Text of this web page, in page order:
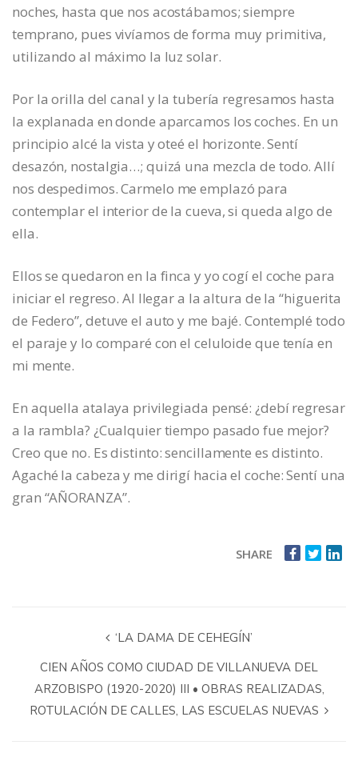
noches, hasta que nos acostábamos; siempre
temprano, pues vivíamos de forma muy primitiva,
utilizando al máximo la luz solar.
Por la orilla del canal y la tubería regresamos hasta
la explanada en donde aparcamos los coches. En un
principio alcé la vista y oteé el horizonte. Sentí
desazón, nostalgia…; quizá una mezcla de todo. Allí
nos despedimos. Carmelo me emplazó para
contemplar el interior de la cueva, si queda algo de
ella.
Ellos se quedaron en la finca y yo cogí el coche para
iniciar el regreso. Al llegar a la altura de la “higuerita
de Federo”, detuve el auto y me bajé. Contemplé todo
el paraje y lo comparé con el celuloide que tenía en
mi mente.
En aquella atalaya privilegiada pensé: ¿debí regresar
a la rambla? ¿Cualquier tiempo pasado fue mejor?
Creo que no. Es distinto: sencillamente es distinto.
Agaché la cabeza y me dirigí hacia el coche: Sentí una
gran “AÑORANZA”.
SHARE
‘LA DAMA DE CEHEGÍN’
CIEN AÑOS COMO CIUDAD DE VILLANUEVA DEL
ARZOBISPO (1920-2020) III • OBRAS REALIZADAS,
ROTULACIÓN DE CALLES, LAS ESCUELAS NUEVAS